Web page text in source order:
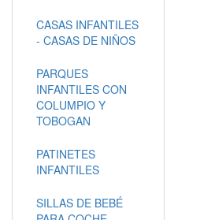
CASAS INFANTILES
- CASAS DE NIÑOS
PARQUES
INFANTILES CON
COLUMPIO Y
TOBOGAN
PATINETES
INFANTILES
SILLAS DE BEBÉ